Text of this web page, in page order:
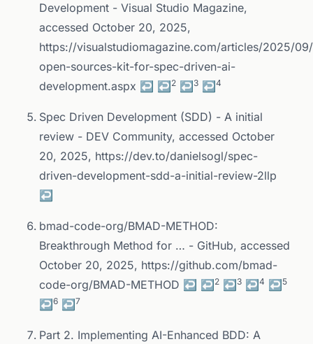
Development - Visual Studio Magazine,
accessed October 20, 2025,
https://visualstudiomagazine.com/articles/2025/
open-sources-kit-for-spec-driven-ai-
development.aspx ↩ ↩ 2 ↩ 3 ↩ 4
Spec Driven Development (SDD) - A initial
review - DEV Community, accessed October
20, 2025, https://dev.to/danielsogl/spec-
driven-development-sdd-a-initial-review-2llp
↩
bmad-code-org/BMAD-METHOD:
Breakthrough Method for … - GitHub, accessed
October 20, 2025, https://github.com/bmad-
code-org/BMAD-METHOD ↩ ↩ 2 ↩ 3 ↩ 4 ↩ 5
↩ 6 ↩ 7
Part 2. Implementing AI-Enhanced BDD: A